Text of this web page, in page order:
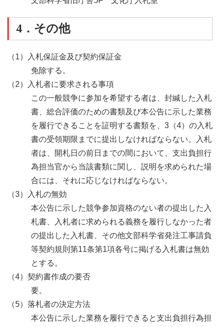
4．その他
（1）入札保証金及び契約保証金
免除する。
（2）入札者に要求される事項
この一般競争に参加を希望する者は、封緘した入札
書、総合評価のための書類及び本公告に示した業務
を履行できることを証明する書類を、3（4）の入札
書の受領期限までに提出しなければならない。入札
者は、開札日の前日までの間において、支出負担行
為担当官から当該書類に関し、説明を求められた場
合には、それに応じなければならない。
（3）入札の無効
本公告に示した競争参加資格のない者の提出した入
札書、入札者に求められる義務を履行しなかった者
の提出した入札書、その他文部科学省発注工事請負
等契約規則第11条第1項各号に掲げる入札書は無効
とする。
（4）契約書作成の要否
要。
（5）落札者の決定方法
本公告に示した業務を履行できると支出負担行為担